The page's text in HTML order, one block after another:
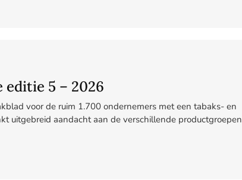
editie 5 – 2026
voor de ruim 1.700 ondernemers met een tabaks- en
uitgebreid aandacht aan de verschillende productgroepen